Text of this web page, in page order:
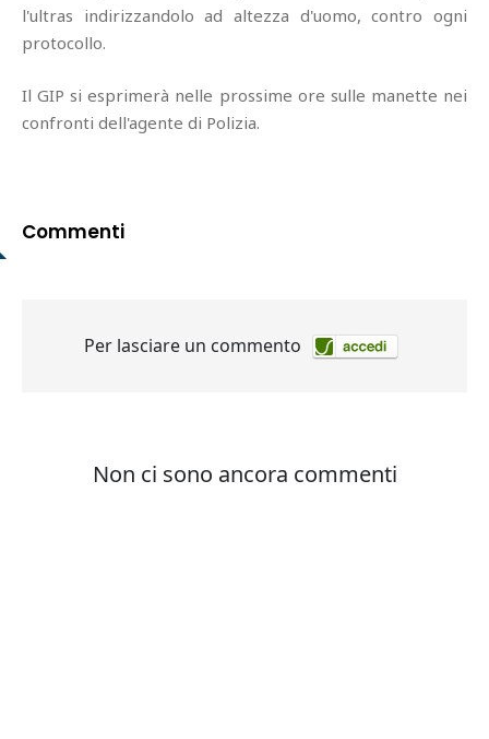
l'ultras indirizzandolo ad altezza d'uomo, contro ogni
protocollo.
Il GIP si esprimerà nelle prossime ore sulle manette nei
confronti dell'agente di Polizia.
Commenti